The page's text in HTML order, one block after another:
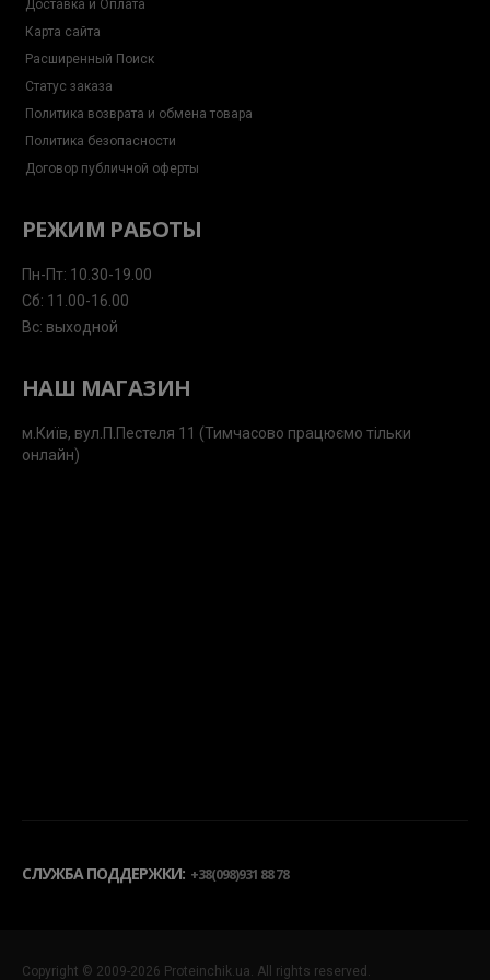
Доставка и Оплата
Карта сайта
Расширенный Поиск
Статус заказа
Политика возврата и обмена товара
Политика безопасности
Договор публичной оферты
РЕЖИМ РАБОТЫ
Пн-Пт: 10.30-19.00
Сб: 11.00-16.00
Вс: выходной
НАШ МАГАЗИН
м.Київ, вул.П.Пестеля 11 (Тимчасово працюємо тільки
онлайн)
СЛУЖБА ПОДДЕРЖКИ: +38(098)931 88 78
Copyright © 2009-2026 Proteinchik.ua. All rights reserved.